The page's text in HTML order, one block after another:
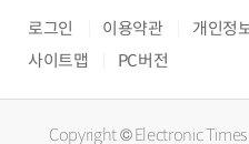
로그인 이용약관 개인정
사이트맵
PC버전
Copyright © Electronic